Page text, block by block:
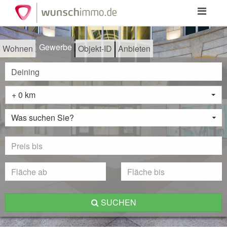
Toggle
Wohnen Gewerbe Objekt-ID Anbieten
+ 0 km
Was suchen Sie?
SUCHEN